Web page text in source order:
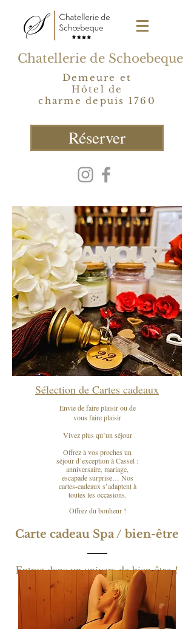
Chatellerie de Schoebeque
Demeure et
Hôtel de
charme depuis 1760
Réserver
Sélection de Cartes cadeaux
Envie de faire plaisir ou de
vous faire plaisir
Vivez plus qu’un séjour
Offrez à vos proches un
séjour d’exception à Cassel :
anniversaire, mariage,
escapade surprise… Nos
cartes-cadeaux s’adaptent à
toutes les occasions.
Offrez du bonheur !
Carte cadeau Spa / bien-être
Entrez dans un univers de bien-être!